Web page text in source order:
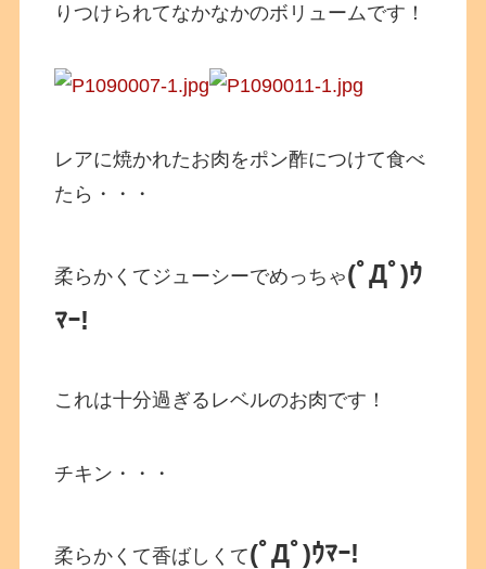
りつけられてなかなかのボリュームです！
レアに焼かれたお肉をポン酢につけて食べ
たら・・・
柔らかくてジューシーでめっちゃ(ﾟДﾟ)ｳ
ﾏｰ!
これは十分過ぎるレベルのお肉です！
チキン・・・
柔らかくて香ばしくて(ﾟДﾟ)ｳﾏｰ!